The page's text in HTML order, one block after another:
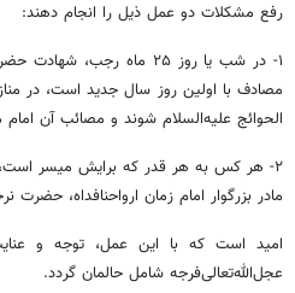
رفع مشکلات دو عمل ذیل را انجام دهند:
۱- در شب یا روز ۲۵ ماه
مصادف با اولین روز سال جدید است، در
الحوائج علیه‌السلام شوند و مصائب آن امام
۲- هر کس به هر قدر که برایش میسر است،
مادر بزرگوار امام زمان ارواحنافداه، حضرت
امید است که با این عمل، توجه و
عجل‌الله‌تعالی‌فرجه شامل حالمان گردد.